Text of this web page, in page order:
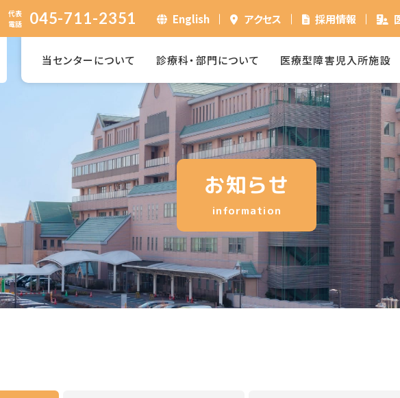
代表
電話
045-711-2351 English アクセス 採用情報
当センターについて 診療科・部門について 医療型障害児入所施設
お知らせ
information